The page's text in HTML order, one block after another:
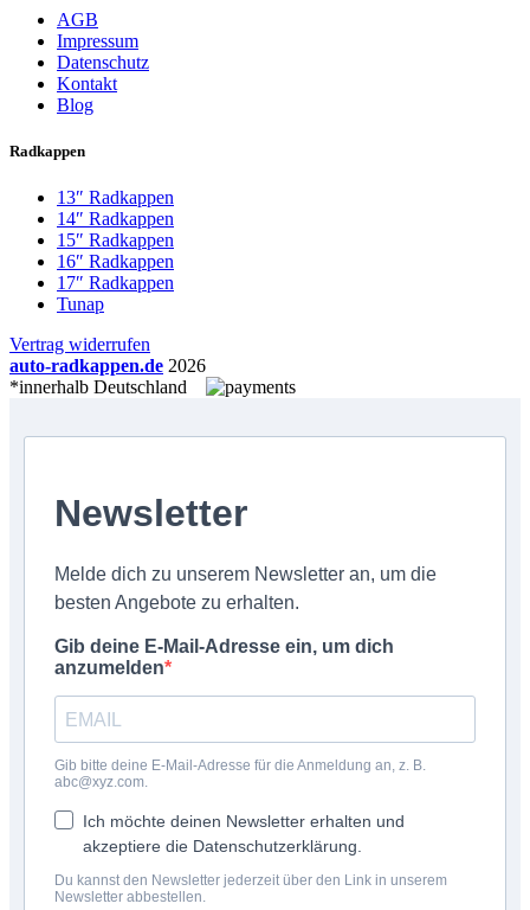
AGB
Impressum
Datenschutz
Kontakt
Blog
Radkappen
13″ Radkappen
14″ Radkappen
15″ Radkappen
16″ Radkappen
17″ Radkappen
Tunap
Vertrag widerrufen
auto-radkappen.de 2026
*innerhalb Deutschland
Newsletter
Melde dich zu unserem Newsletter an, um die
besten Angebote zu erhalten.
Gib deine E-Mail-Adresse ein, um dich
anzumelden
Gib bitte deine E-Mail-Adresse für die Anmeldung an, z. B.
abc@xyz.com.
Ich möchte deinen Newsletter erhalten und
akzeptiere die Datenschutzerklärung.
Du kannst den Newsletter jederzeit über den Link in unserem
Newsletter abbestellen.